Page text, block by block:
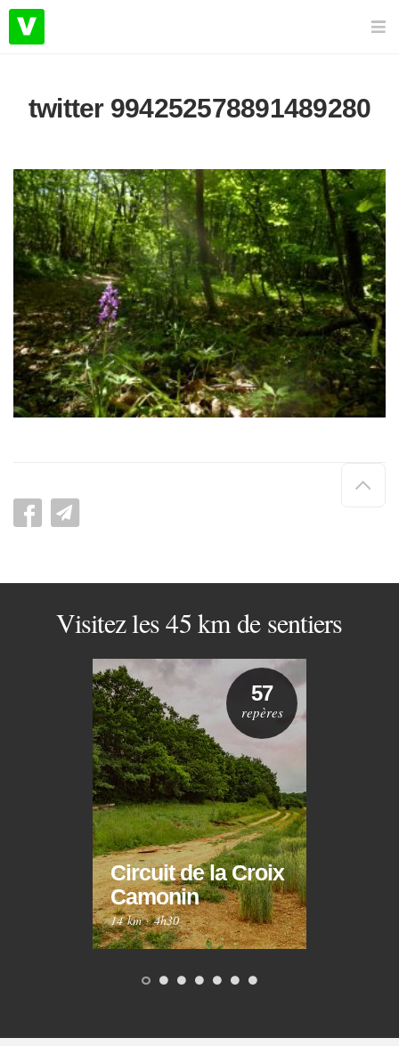
twitter 994252578891489280
de
Visitez les 45 km de sentiers
Circuit de la Croix
Camonin
14 km·4h30
57
repères